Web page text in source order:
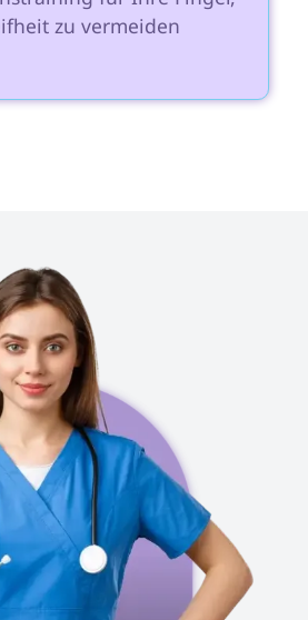
zu vermeiden